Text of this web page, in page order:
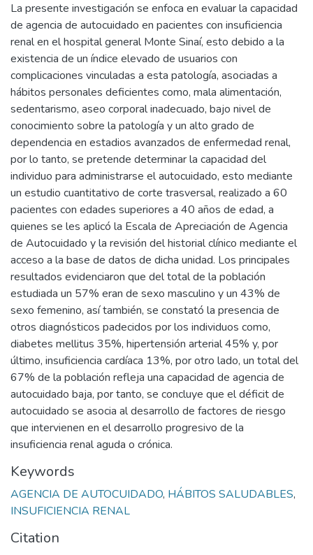
La presente investigación se enfoca en evaluar la capacidad
de agencia de autocuidado en pacientes con insuficiencia
renal en el hospital general Monte Sinaí, esto debido a la
existencia de un índice elevado de usuarios con
complicaciones vinculadas a esta patología, asociadas a
hábitos personales deficientes como, mala alimentación,
sedentarismo, aseo corporal inadecuado, bajo nivel de
conocimiento sobre la patología y un alto grado de
dependencia en estadios avanzados de enfermedad renal,
por lo tanto, se pretende determinar la capacidad del
individuo para administrarse el autocuidado, esto mediante
un estudio cuantitativo de corte trasversal, realizado a 60
pacientes con edades superiores a 40 años de edad, a
quienes se les aplicó la Escala de Apreciación de Agencia
de Autocuidado y la revisión del historial clínico mediante el
acceso a la base de datos de dicha unidad. Los principales
resultados evidenciaron que del total de la población
estudiada un 57% eran de sexo masculino y un 43% de
sexo femenino, así también, se constató la presencia de
otros diagnósticos padecidos por los individuos como,
diabetes mellitus 35%, hipertensión arterial 45% y, por
último, insuficiencia cardíaca 13%, por otro lado, un total del
67% de la población refleja una capacidad de agencia de
autocuidado baja, por tanto, se concluye que el déficit de
autocuidado se asocia al desarrollo de factores de riesgo
que intervienen en el desarrollo progresivo de la
insuficiencia renal aguda o crónica.
Keywords
AGENCIA DE AUTOCUIDADO, HÁBITOS SALUDABLES,
INSUFICIENCIA RENAL
Citation